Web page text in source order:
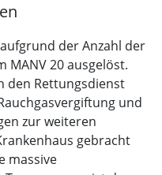
der Anzahl der
MANV 20 ausgelöst.
den Rettungsdienst
und
zur weiteren
gebracht
massive